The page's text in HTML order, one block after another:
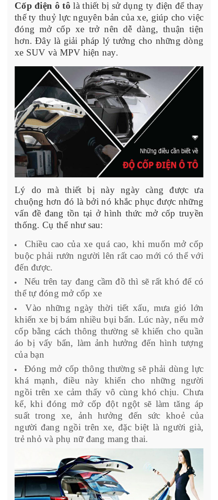
Cốp điện ô tô là thiết bị sử dụng ty điện để thay
thế ty thuỷ lực nguyên bản của xe, giúp cho việc
đóng mở cốp xe trở nên dễ dàng, thuận tiện
hơn. Đây là giải pháp lý tưởng cho những dòng
xe SUV và MPV hiện nay.
Lý do mà thiết bị này ngày càng được ưa
chuộng hơn đó là bởi nó khắc phục được những
vấn đề đang tồn tại ở hình thức mở cốp truyền
thống. Cụ thể như sau:
Chiều cao của xe quá cao, khi muốn mở cốp
buộc phải rướn người lên rất cao mới có thể với
đến được.
Nếu trên tay đang cầm đồ thì sẽ rất khó để có
thể tự đóng mở cốp xe
Vào những ngày thời tiết xấu, mưa gió lớn
khiến xe bị bám nhiều bụi bẩn. Lúc này, nếu mở
cốp bằng cách thông thường sẽ khiến cho quần
áo bị vấy bẩn, làm ảnh hưởng đến hình tượng
của bạn
Đóng mở cốp thông thường sẽ phải dùng lực
khá mạnh, điều này khiến cho những người
ngồi trên xe cảm thấy vô cùng khó chịu. Chưa
kể, khi đóng mở cốp đột ngột sẽ làm tăng áp
suất trong xe, ảnh hưởng đến sức khoẻ của
người đang ngồi trên xe, đặc biệt là người già,
trẻ nhỏ và phụ nữ đang mang thai.